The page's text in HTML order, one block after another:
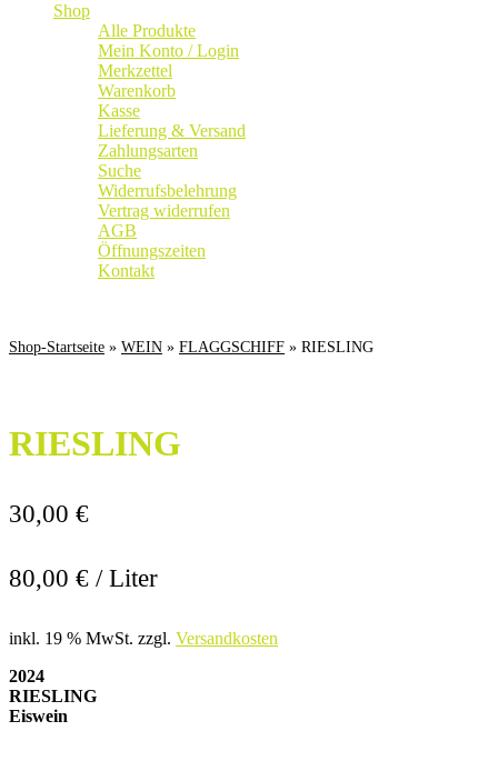
Shop
Alle Produkte
Mein Konto / Login
Merkzettel
Warenkorb
Kasse
Lieferung & Versand
Zahlungsarten
Suche
Widerrufsbelehrung
Vertrag widerrufen
AGB
Öffnungszeiten
Kontakt
Shop-Startseite » WEIN » FLAGGSCHIFF » RIESLING
RIESLING
30,00 €
80,00 € / Liter
inkl. 19 % MwSt. zzgl. Versandkosten
2024
RIESLING
Eiswein